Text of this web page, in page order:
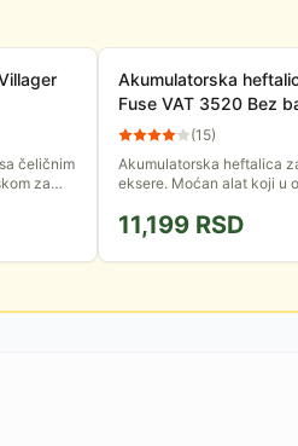
čeličnim
za
Akumulatorska
Fuse VAT 3520 Bez
punjača
(15)
Akumulatorska heftalica
eksere. Moćan alat koji u
isporučuju uz uređaj.
11,199 RSD